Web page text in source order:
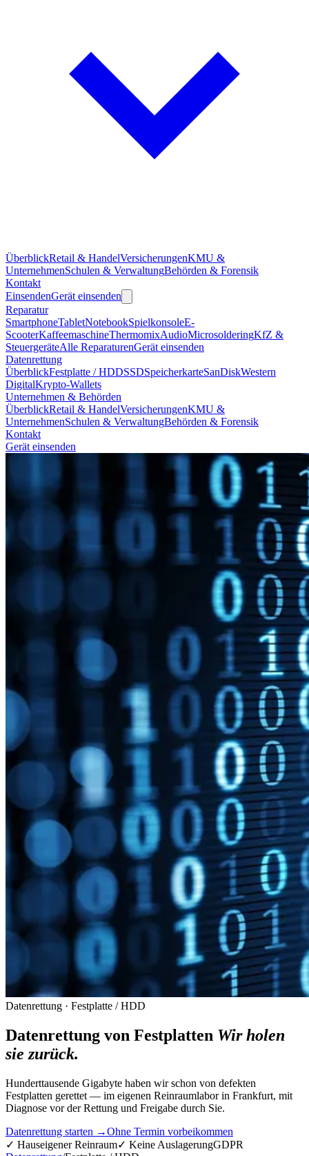
ÜberblickRetail & HandelVersicherungenKMU &
UnternehmenSchulen & VerwaltungBehörden & Forensik
Kontakt
EinsendenGerät einsenden
Reparatur
SmartphoneTabletNotebookSpielkonsoleE-
ScooterKaffeemaschineThermomixAudioMicrosolderingKfZ &
SteuergeräteAlle ReparaturenGerät einsenden
Datenrettung
ÜberblickFestplatte / HDDSSDSpeicherkarteSanDiskWestern
DigitalKrypto-Wallets
Unternehmen & Behörden
ÜberblickRetail & HandelVersicherungenKMU &
UnternehmenSchulen & VerwaltungBehörden & Forensik
Kontakt
Gerät einsenden
Datenrettung · Festplatte / HDD
Datenrettung von Festplatten Wir holen
sie zurück.
Hunderttausende Gigabyte haben wir schon von defekten
Festplatten gerettet — im eigenen Reinraumlabor in Frankfurt, mit
Diagnose vor der Rettung und Freigabe durch Sie.
Datenrettung starten →Ohne Termin vorbeikommen
✓ Hauseigener Reinraum✓ Keine AuslagerungGDPR